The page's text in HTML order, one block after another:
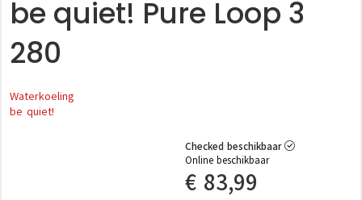
be quiet! Pure Loop 3
280
Waterkoeling
be quiet!
Checked beschikbaar
Online beschikbaar
€ 83,99